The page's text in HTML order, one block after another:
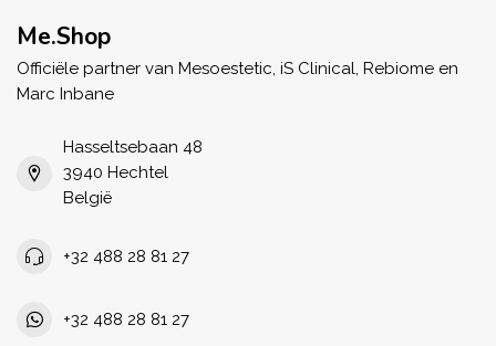
Me.Shop
Officiële partner van Mesoestetic, iS Clinical, Rebiome en
Marc Inbane
Hasseltsebaan 48
3940 Hechtel
België
+32 488 28 81 27
+32 488 28 81 27